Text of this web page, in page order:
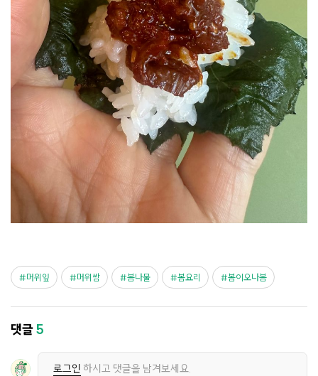
머위잎 머위쌈 봄나물 봄요리 봄이오나봄
댓글5
로그인 하시고 댓글을 남겨보세요.